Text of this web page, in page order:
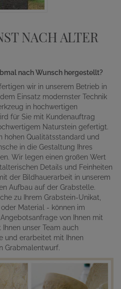
NACH ALTER
nach Wunsch hergestellt?
wir in unserem Betrieb in
Einsatz modernster Technik
in hochwertigen
für Sie mit Kundenauftrag
Naturstein gefertigt.
hohen Qualitätsstandard und
in die Gestaltung Ihres
Wir legen einen großen Wert
Details und Feinheiten
der Bildhauerarbeit in unserem
Aufbau auf der Grabstelle.
zu Ihrem Grabstein-Unikat,
Material - können im
von Ihnen mit
unser Team auch
und erarbeitet mit Ihnen
Grabmalentwurf.